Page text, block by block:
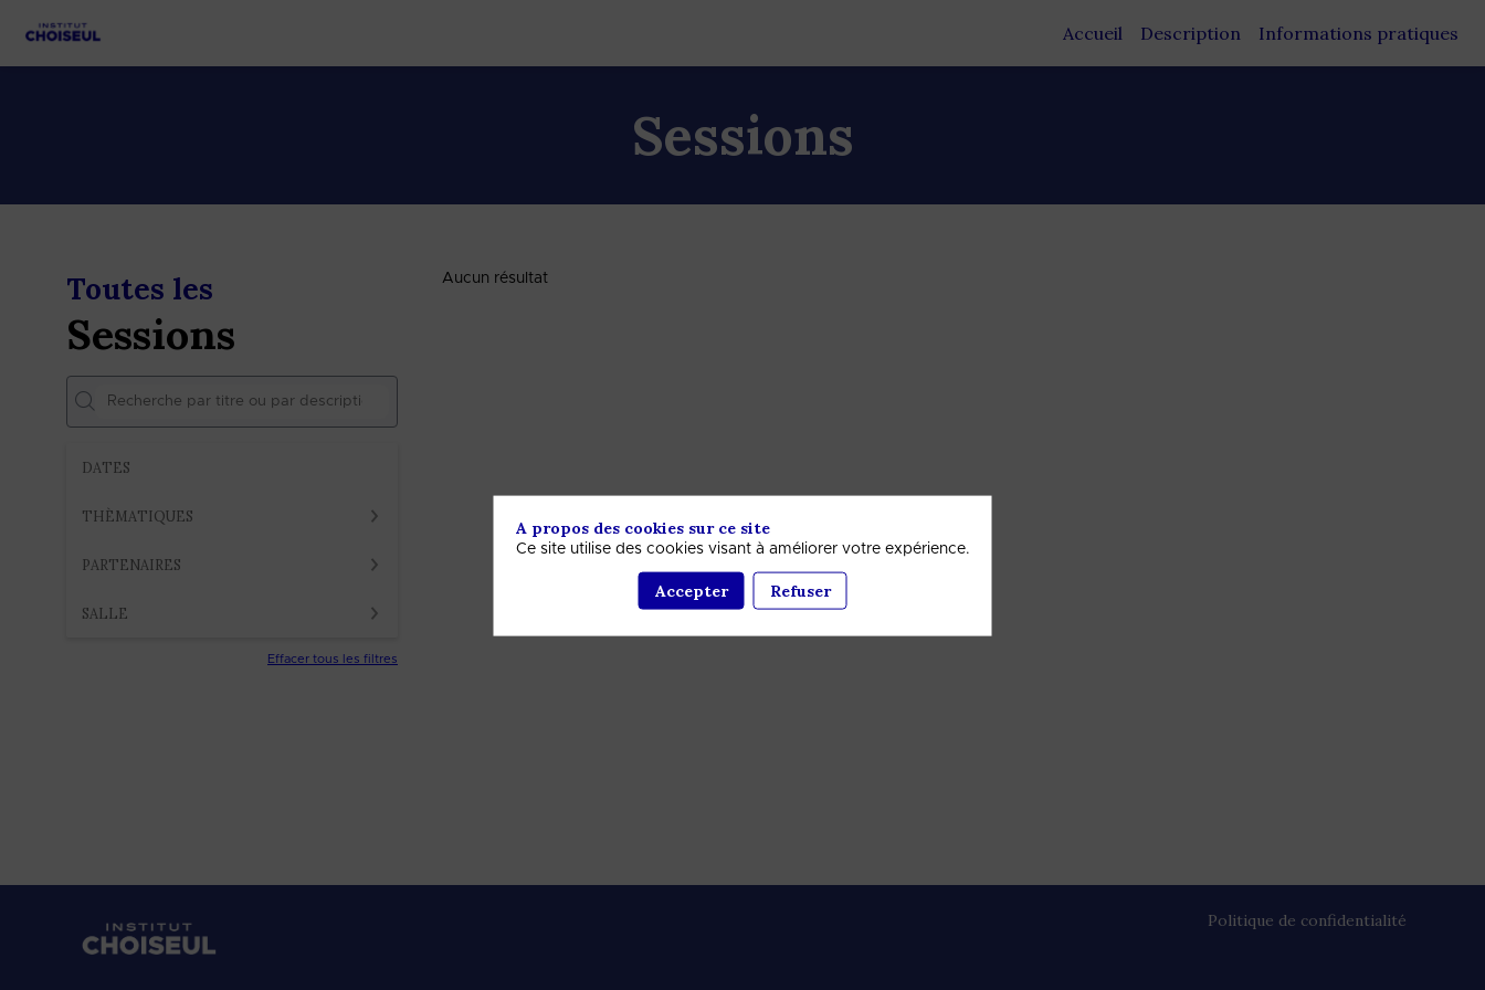
Accueil Description Informations pratiques
Sessions
Toutes les
Sessions
DATES
THÈMATIQUES
PARTENAIRES
SALLE
Effacer tous les filtres
Aucun résultat
Politique de confidentialité
A propos des cookies sur ce site
Ce site utilise des cookies visant à améliorer votre expérience.
Accepter Refuser